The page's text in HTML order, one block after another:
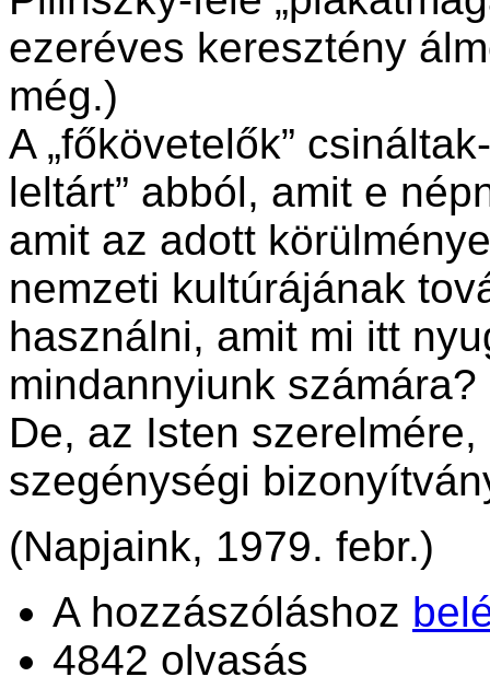
ezeréves keresztény
még.)
A „főkövetelők”
leltárt” abból, amit e
amit az adott
nemzeti kultúrájának
használni, amit mi itt
mindannyiunk számára?
De, az Isten
szegénységi
(Napjaink, 1979. febr.)
A hozzászóláshoz
4842 olvasás